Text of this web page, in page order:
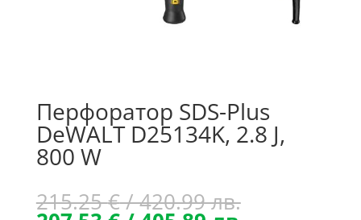
Перфоратор SDS-Plus
DeWALT D25134K, 2.8 J,
800 W
215.25€/ 420.99 лв.Original